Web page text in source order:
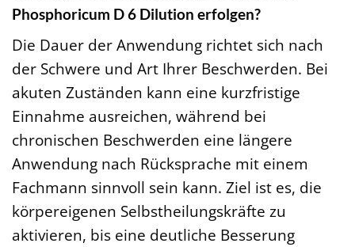
Phosphoricum D 6 Dilution erfolgen?
Die Dauer der Anwendung richtet sich nach
der Schwere und Art Ihrer Beschwerden. Bei
akuten Zuständen kann eine kurzfristige
Einnahme ausreichen, während bei
chronischen Beschwerden eine längere
Anwendung nach Rücksprache mit einem
Fachmann sinnvoll sein kann. Ziel ist es, die
körpereigenen Selbstheilungskräfte zu
aktivieren, bis eine deutliche Besserung